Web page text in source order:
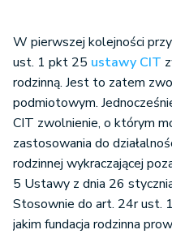
W pierwszej kolejności
ust. 1 pkt 25 ustawy CIT
rodzinną. Jest to zatem
podmiotowym.
CIT zwolnienie, o którym
zastosowania do
rodzinnej wykraczającej
5 Ustawy z dnia 26
Stosownie do art. 24r ust.
jakim fundacja rodzinna